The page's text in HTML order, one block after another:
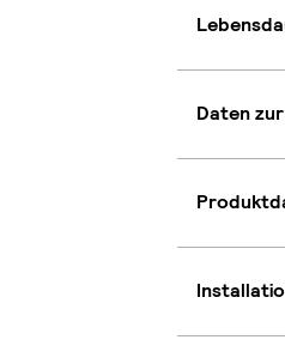
Daten